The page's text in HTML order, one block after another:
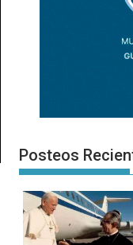
Posteos